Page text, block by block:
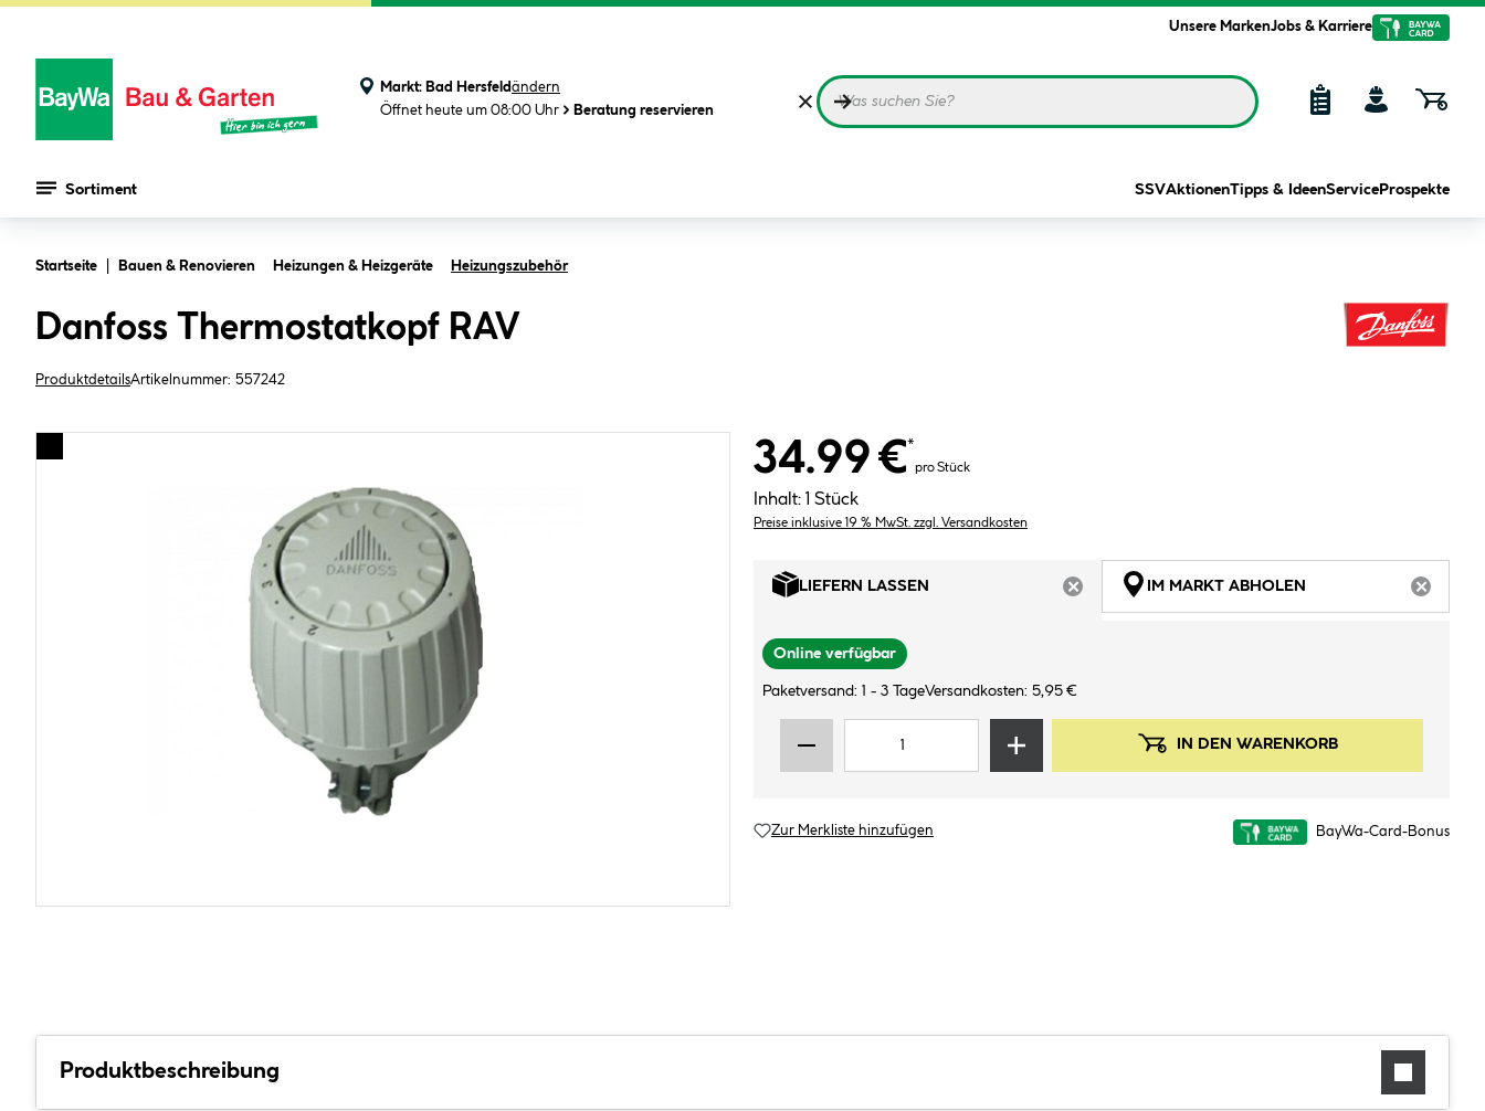
Unsere MarkenJobs & Karriere
Markt: Bad Hersfeldändern
Öffnet heute um 08:00 Uhr
Beratung reservieren
Sortiment SSVAktionenTipps & IdeenService Prospekte
Startseite Bauen & Renovieren Heizungen & Heizgeräte Heizungszubehör
Danfoss Thermostatkopf RAV
ProduktdetailsArtikelnummer: 557242
34.99 €*
pro Stück
Inhalt: 1 Stück
Preise inklusive 19 % MwSt. zzgl. Versandkosten
LIEFERN LASSEN
ARTIKEL NICHT VERFÜGBAR
IM MARKT ABHOLEN
Online verfügbar
Paketversand: 1 - 3 TageVersandkosten: 5,95 €
IN DEN WARENKORB
Zur Merkliste hinzufügen BayWa-Card-Bonus
Produktbeschreibung